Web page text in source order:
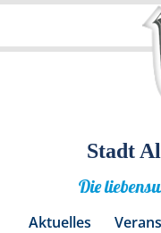
Stadt
Die
Aktuelles